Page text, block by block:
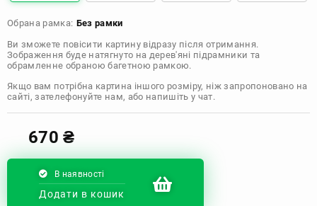
Розмір: 80x80 Ціна: 1650 грн
Розмір: 90x90 Ціна: 1800 грн
Розмір: 100x100 Ціна: 2500 грн
Обрана рамка: Без рамки
Ви зможете повісити картину відразу після отримання.
Зображення буде натягнуто на дерев'яні підрамники та
обрамленне обраною багетною рамкою.
Якщо вам потрібна картина іншого розміру, ніж запропоновано на
сайті, зателефонуйте нам, або напишіть у чат.
670₴
В наявності
Додати в кошик